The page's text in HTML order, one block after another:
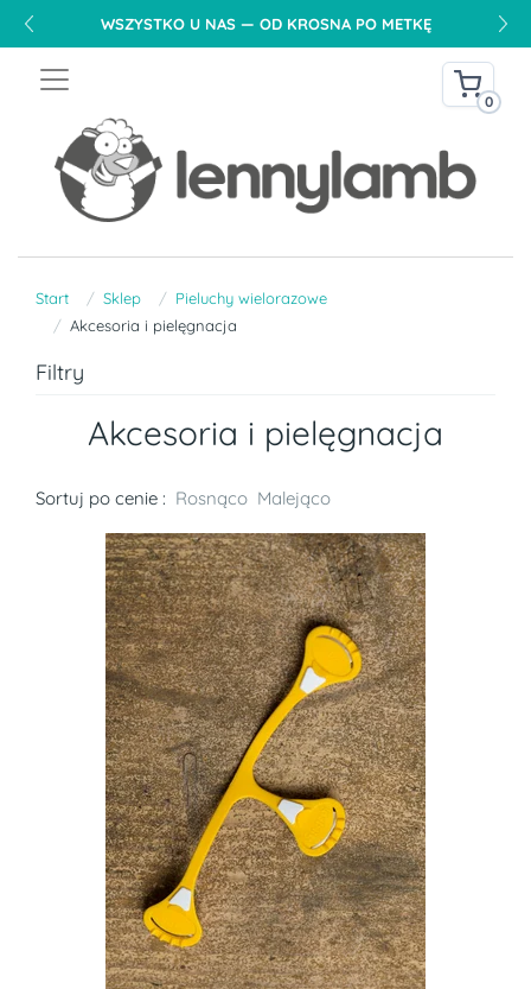
WSZYSTKO U NAS — OD KROSNA PO METKĘ
0
Start Sklep
Pieluchy wielorazowe
Akcesoria i pielęgnacja
Filtry
Akcesoria i pielęgnacja
Sortuj po cenie : Rosnąco Malejąco